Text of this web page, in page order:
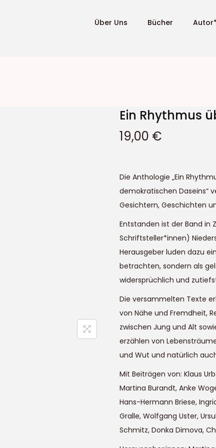
Über Uns Bücher
Ein Rhythmus
19,00 €
Die Anthologie „Ein
demokratischen Daseins“
Gesichtern, Geschichten
Entstanden ist der Band
Schriftsteller*innen)
Herausgeber luden dazu
betrachten, sondern als
widersprüchlich und
Die versammelten Texte
von Nähe und Fremdheit,
zwischen Jung und Alt
erzählen von
und Wut und natürlich
Mit Beiträgen von: Klaus
Martina Burandt, Anke
Hans-Hermann Briese,
Gralle, Wolfgang Uster,
Schmitz, Donka Dimova,